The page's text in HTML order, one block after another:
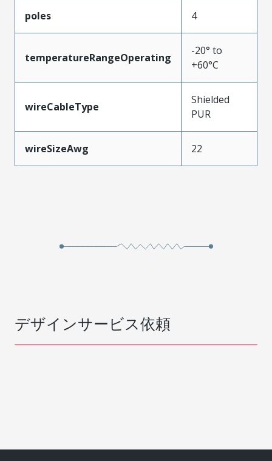
poles 4
temperatureRangeOperating
-20° to
+60°C
wireCableType
Shielded
PUR
wireSizeAwg 22
デザインサービス依頼